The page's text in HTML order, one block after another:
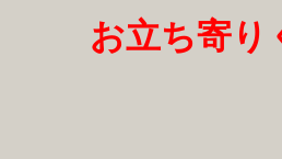
お立ち寄り